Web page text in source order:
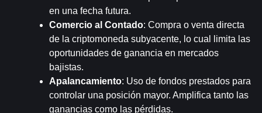
en una fecha futura.
Comercio al Contado: Compra o venta directa
de la criptomoneda subyacente, lo cual limita las
oportunidades de ganancia en mercados
bajistas.
Apalancamiento: Uso de fondos prestados para
controlar una posición mayor. Amplifica tanto las
ganancias como las pérdidas.